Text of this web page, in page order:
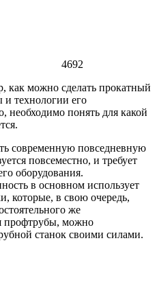
4692
как можно сделать прокатный
технологии его
необходимо понять для какой
современную повседневную
повсеместно, и требует
оборудования.
в основном использует
которые, в свою очередь,
же
профтрубы, можно
станок своими силами.